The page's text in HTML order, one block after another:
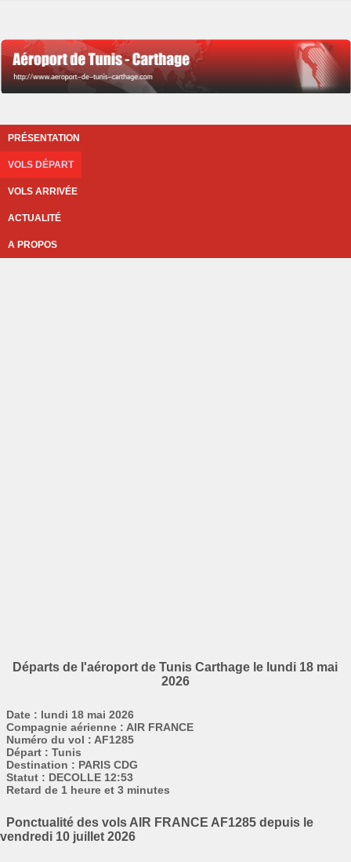
PRÉSENTATION
VOLS DÉPART
VOLS ARRIVÉE
ACTUALITÉ
A PROPOS
Départs de l'aéroport de Tunis Carthage le lundi 18 mai
2026
Date : lundi 18 mai 2026
Compagnie aérienne : AIR FRANCE
Numéro du vol : AF1285
Départ : Tunis
Destination : PARIS CDG
Statut : DECOLLE 12:53
Retard de 1 heure et 3 minutes
Ponctualité des vols AIR FRANCE AF1285 depuis le
vendredi 10 juillet 2026